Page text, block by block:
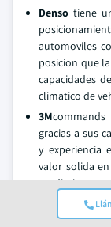
Denso tiene
automoviles
posicion que
capacidades
climatico de
3M
gracias a sus
y experiencia
valor solida
rendimiento y
ventajas
requisitos de